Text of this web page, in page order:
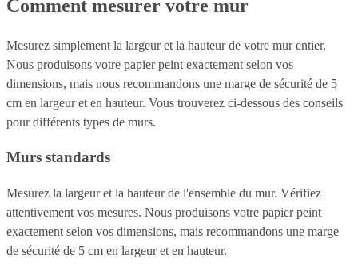
Comment mesurer votre mur
Mesurez simplement la largeur et la hauteur de votre mur entier.
Nous produisons votre papier peint exactement selon vos
dimensions, mais nous recommandons une marge de sécurité de 5
cm en largeur et en hauteur. Vous trouverez ci-dessous des conseils
pour différents types de murs.
Murs standards
Mesurez la largeur et la hauteur de l'ensemble du mur. Vérifiez
attentivement vos mesures. Nous produisons votre papier peint
exactement selon vos dimensions, mais recommandons une marge
de sécurité de 5 cm en largeur et en hauteur.